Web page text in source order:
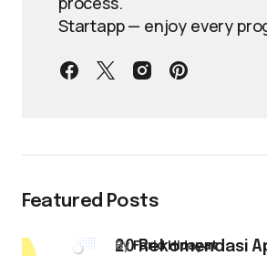
Startapp — enjoy every
Featured Posts
20 Rekomendasi
byFarid Hidayat